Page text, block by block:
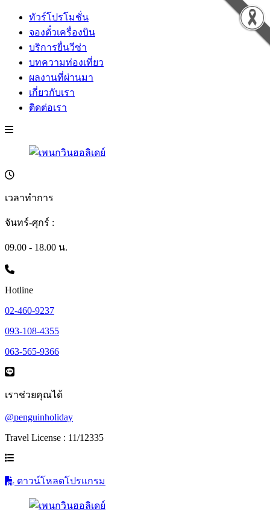
ทัวร์โปรโมชั่น
จองตั๋วเครื่องบิน
บริการยื่นวีซ่า
บทความท่องเที่ยว
ผลงานที่ผ่านมา
เกี่ยวกับเรา
ติดต่อเรา
เวลาทำการ
จันทร์-ศุกร์ :
09.00 - 18.00 น.
Hotline
02-460-9237
093-108-4355
063-565-9366
เราช่วยคุณได้
@penguinholiday
Travel License : 11/12335
ดาวน์โหลดโปรแกรม